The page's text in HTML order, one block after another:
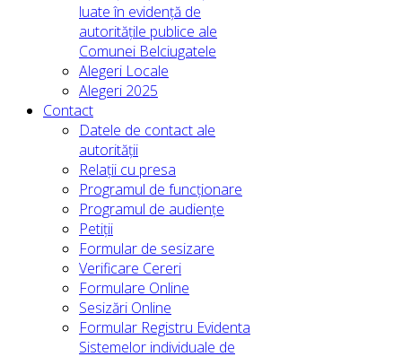
luate în evidență de
autoritățile publice ale
Comunei Belciugatele
Alegeri Locale
Alegeri 2025
Contact
Datele de contact ale
autorității
Relații cu presa
Programul de funcționare
Programul de audiențe
Petiții
Formular de sesizare
Verificare Cereri
Formulare Online
Sesizări Online
Formular Registru Evidenta
Sistemelor individuale de